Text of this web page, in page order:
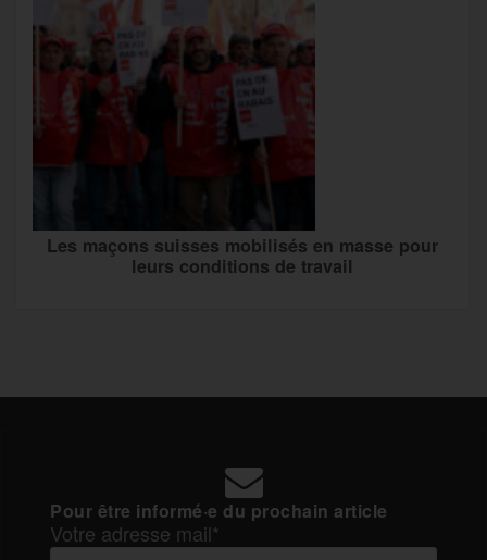
Les maçons suisses mobilisés en masse pour
leurs conditions de travail
Pour être informé·e du prochain article
Votre adresse mail*